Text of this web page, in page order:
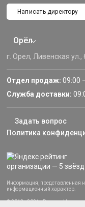
Написать директору
Орёл
г. Орел, Ливенская ул.,
Отдел продаж: 09:00
Служба доставки:
Задать вопрос
Политика
Информация, представленная
информационный характер.
© 2013–2024 «Русские